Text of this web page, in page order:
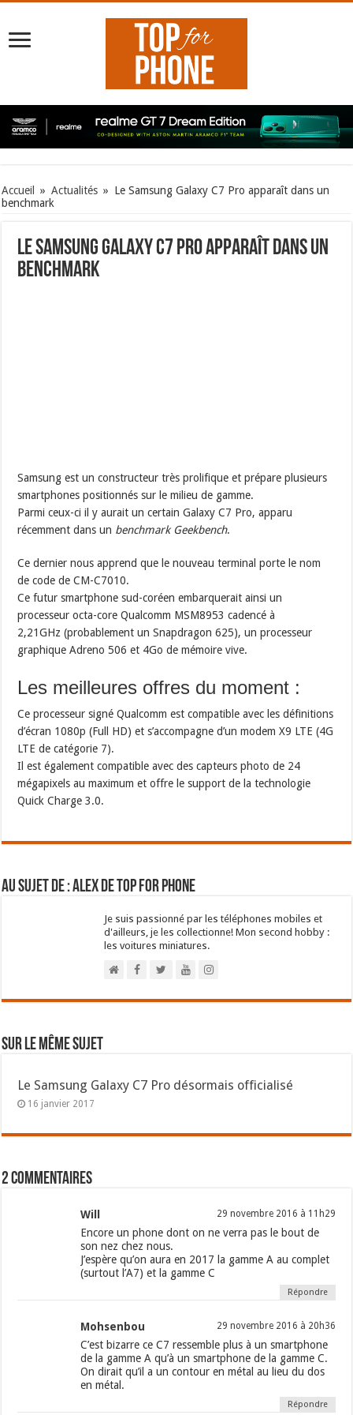
Accueil » Actualités » Le Samsung Galaxy C7 Pro apparaît dans un
benchmark
Le Samsung Galaxy C7 Pro apparaît dans un
benchmark
Samsung est un constructeur très prolifique et prépare plusieurs
smartphones positionnés sur le milieu de gamme.
Parmi ceux-ci il y aurait un certain Galaxy C7 Pro, apparu
récemment dans un benchmark Geekbench.
Ce dernier nous apprend que le nouveau terminal porte le nom
de code de CM-C7010.
Ce futur smartphone sud-coréen embarquerait ainsi un
processeur octa-core Qualcomm MSM8953 cadencé à
2,21GHz (probablement un Snapdragon 625), un processeur
graphique Adreno 506 et 4Go de mémoire vive.
Les meilleures offres du moment :
Ce processeur signé Qualcomm est compatible avec les définitions
d’écran 1080p (Full HD) et s’accompagne d’un modem X9 LTE (4G
LTE de catégorie 7).
Il est également compatible avec des capteurs photo de 24
mégapixels au maximum et offre le support de la technologie
Quick Charge 3.0.
Au sujet de : Alex de Top For Phone
Je suis passionné par les téléphones mobiles et
d'ailleurs, je les collectionne! Mon second hobby :
les voitures miniatures.
Sur le même sujet
Le Samsung Galaxy C7 Pro désormais officialisé
16 janvier 2017
2 commentaires
Will 29 novembre 2016 à 11h29
Encore un phone dont on ne verra pas le bout de
son nez chez nous.
J’espère qu’on aura en 2017 la gamme A au complet
(surtout l’A7) et la gamme C
Répondre
Mohsenbou 29 novembre 2016 à 20h36
C’est bizarre ce C7 ressemble plus à un smartphone
de la gamme A qu’à un smartphone de la gamme C.
On dirait qu’il a un contour en métal au lieu du dos
en métal.
Répondre